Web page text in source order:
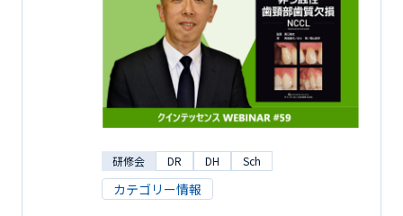
研修会 DR DH Sch
カテゴリー情報